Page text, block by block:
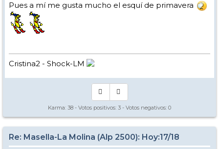
Pues a mí me gusta mucho el esquí de primavera
Cristina2 - Shock-LM
Karma: 38 - Votos positivos: 3 - Votos negativos: 0
Re: Masella-La Molina (Alp 2500): Hoy:17/18